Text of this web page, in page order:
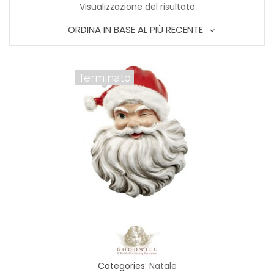
Visualizzazione del risultato
ORDINA IN BASE AL PIÙ RECENTE
Terminato
Categories: Natale